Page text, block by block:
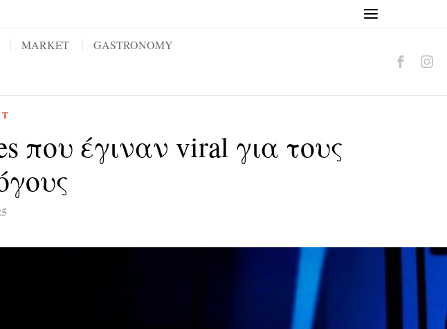
MARKET GASTRONOMY
που έγιναν viral για τους